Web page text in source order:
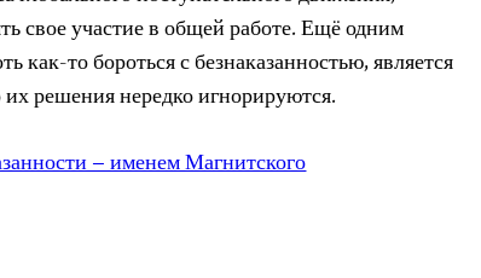
свое участие в общей работе. Ещё одним
как-то бороться с безнаказанностью, является
решения нередко игнорируются.
– именем Магнитского